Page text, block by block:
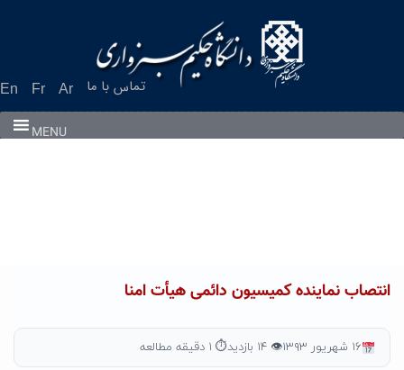
En Fr Ar تماس با ما
MENU
انتصاب نماینده کمیسیون دائمی هیأت امنا
۱۶ شهریور ۱۳۹۳ 👁 ۱۴ بازدید ⏱ ۱ دقیقه مطالعه